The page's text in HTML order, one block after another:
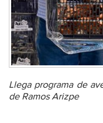
Llega programa de
de Ramos Arizpe